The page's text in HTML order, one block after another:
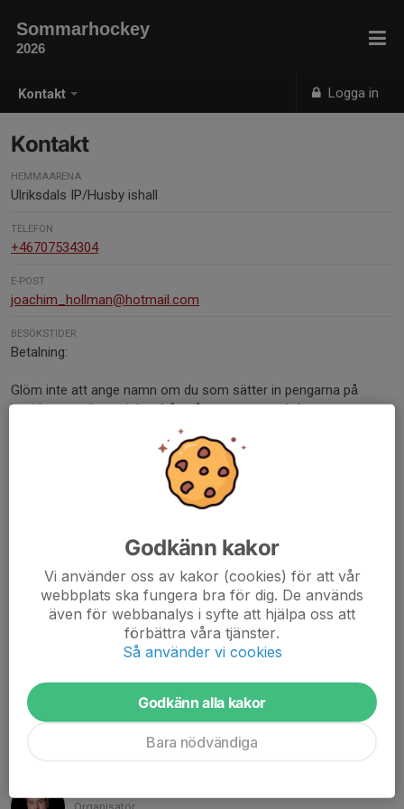
Kontakt Logga in
Sommarhockey
2026
Kontakt
HEMMAARENA
Ulriksdals IP/Husby ishall
TELEFON
+46707534304
E-POST
joachim_hollman@hotmail.com
BESÖKSTIDER
Betalning:
Glöm inte att ange namn om du som sätter in pengarna på
bankkontot eller swishar från någon annans telefon.
Kontonummer: 449 488 241
FAKTURAADRESS
2026 - Sommarhockey
C/O: Joachim Hollman
MEJLA PDF-FAKTUROR TILL
joachim_hollman@hotmail.com
Godkänn kakor
Vi använder oss av kakor (cookies) för att vår
webbplats ska fungera bra för dig. De används
även för webbanalys i syfte att hjälpa oss att
förbättra våra tjänster.
Så använder vi cookies
Godkänn alla kakor
Bara nödvändiga